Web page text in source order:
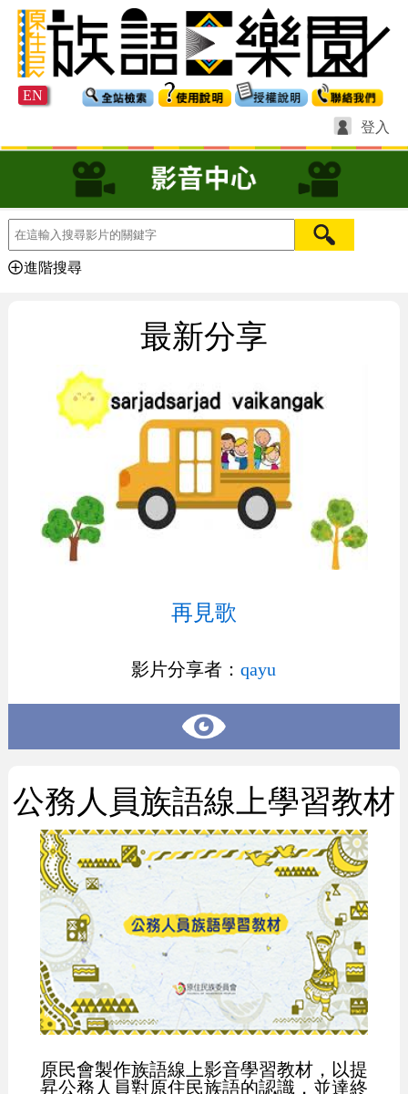
EN
登入
進階搜尋
最新分享
再見歌
影片分享者：qayu
公務人員族語線上學習教材
原民會製作族語線上影音學習教材，以提
昇公務人員對原住民族語的認識，並達終